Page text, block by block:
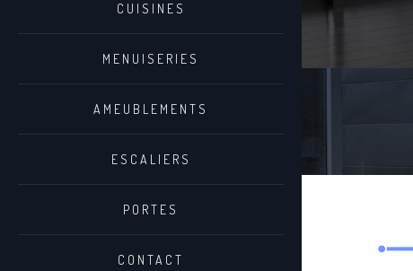
CUISINES
MENUISERIES
AMEUBLEMENTS
ESCALIERS
PORTES
CONTACT